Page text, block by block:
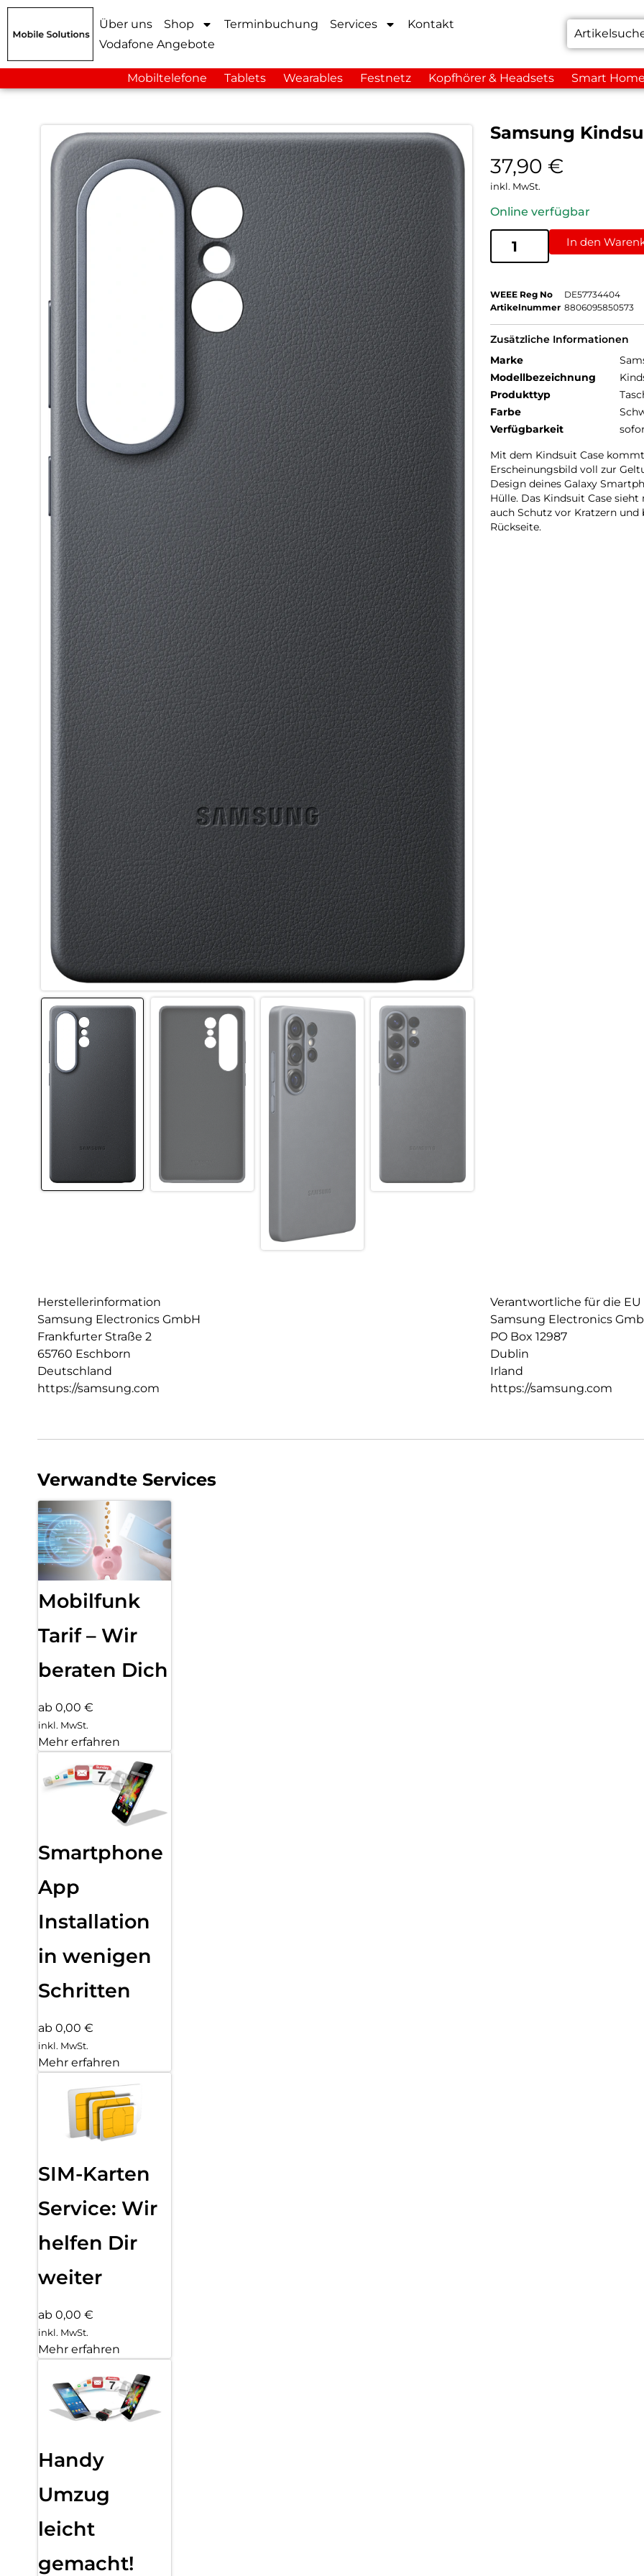
Über uns Shop Terminbuchung Services
Kontakt
Vodafone Angebote
Mobiltelefone Tablets Wearables Festnetz Kopfhörer & Headsets Smart
Samsung
37,90 €
inkl. MwSt.
Online verfügbar
In den
WEEE Reg No
DE57734404
Artikelnummer 8806095850573
Zusätzliche Informationen
Marke
Modellbezeichnung
Produkttyp
Farbe
Verfügbarkeit
Mit dem Kindsuit Case
Erscheinungsbild voll zur
Design deines Galaxy
Hülle. Das Kindsuit Case
auch Schutz vor Kratzern und
Rückseite.
Herstellerinformation
Samsung Electronics GmbH
Frankfurter Straße 2
65760 Eschborn
Deutschland
https://samsung.com
Verantwortliche für die EU
Samsung Electronics
PO Box 12987
Dublin
Irland
https://samsung.com
Verwandte Services
Mobilfunk
Tarif – Wir
beraten Dich
ab 0,00 €
inkl. MwSt.
Mehr erfahren
Smartphone
App
Installation
in wenigen
Schritten
ab 0,00 €
inkl. MwSt.
Mehr erfahren
SIM-Karten
Service: Wir
helfen Dir
weiter
ab 0,00 €
inkl. MwSt.
Mehr erfahren
Handy
Umzug
leicht
gemacht!